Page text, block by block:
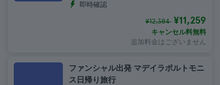
即時確認
¥12,384 ¥11,259
キャンセル料無料
追加料金はございません
ファンシャル出発 マデイラポルトモニ
ス日帰り旅行